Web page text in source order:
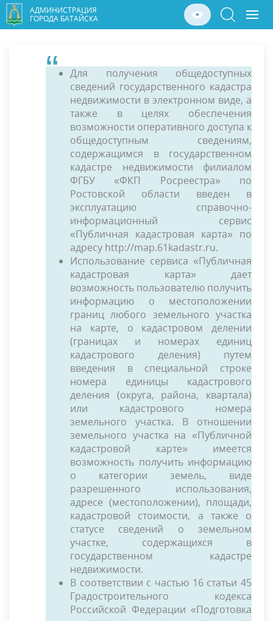
АДМИНИСТРАЦИЯ
ГОРОДА БАТАЙСКА
Для получения общедоступных
сведений государственного кадастра
недвижимости в электронном виде, а
также в целях обеспечения
возможности оперативного доступа к
общедоступным сведениям,
содержащимся в государственном
кадастре недвижимости филиалом
ФГБУ «ФКП Росреестра» по
Ростовской области введен в
эксплуатацию справочно-
информационный сервис
«Публичная кадастровая карта» по
адресу http://map.61kadastr.ru.
Использование сервиса «Публичная
кадастровая карта» дает
возможность пользователю получить
информацию о местоположении
границ любого земельного участка
на карте, о кадастровом делении
(границах и номерах единиц
кадастрового деления) путем
введения в специальной строке
номера единицы кадастрового
деления (округа, района, квартала)
или кадастрового номера
земельного участка. В отношении
земельного участка на «Публичной
кадастровой карте» имеется
возможность получить информацию
о категории земель, виде
разрешенного использования,
адресе (местоположении), площади,
кадастровой стоимости, а также о
статусе сведений о земельном
участке, содержащихся в
государственном кадастре
недвижимости.
В соответствии с частью 16 статьи 45
Градостроительного кодекса
Российской Федерации «Подготовка